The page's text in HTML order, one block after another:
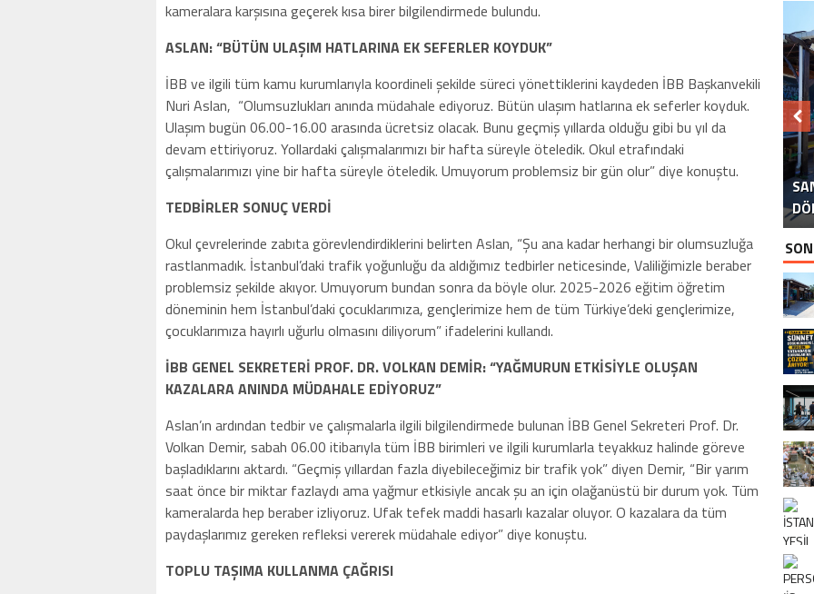
kameralara karşısına geçerek kısa birer bilgilendirmede bulundu.
ASLAN: “BÜTÜN ULAŞIM HATLARINA EK SEFERLER KOYDUK”
İBB ve ilgili tüm kamu kurumlarıyla koordineli şekilde süreci yönettiklerini kaydeden İBB Başkanvekili
Nuri Aslan, “Olumsuzlukları anında müdahale ediyoruz. Bütün ulaşım hatlarına ek seferler koyduk.
Ulaşım bugün 06.00-16.00 arasında ücretsiz olacak. Bunu geçmiş yıllarda olduğu gibi bu yıl da
devam ettiriyoruz. Yollardaki çalışmalarımızı bir hafta süreyle öteledik. Okul etrafındaki
çalışmalarımızı yine bir hafta süreyle öteledik. Umuyorum problemsiz bir gün olur” diye konuştu.
TEDBİRLER SONUÇ VERDİ
Okul çevrelerinde zabıta görevlendirdiklerini belirten Aslan, “Şu ana kadar herhangi bir olumsuzluğa
rastlanmadık. İstanbul’daki trafik yoğunluğu da aldığımız tedbirler neticesinde, Valiliğimizle beraber
problemsiz şekilde akıyor. Umuyorum bundan sonra da böyle olur. 2025-2026 eğitim öğretim
döneminin hem İstanbul’daki çocuklarımıza, gençlerimize hem de tüm Türkiye’deki gençlerimize,
çocuklarımıza hayırlı uğurlu olmasını diliyorum” ifadelerini kullandı.
İBB GENEL SEKRETERİ PROF. DR. VOLKAN DEMİR: “YAĞMURUN ETKİSİYLE OLUŞAN
KAZALARA ANINDA MÜDAHALE EDİYORUZ”
Aslan’ın ardından tedbir ve çalışmalarla ilgili bilgilendirmede bulunan İBB Genel Sekreteri Prof. Dr.
Volkan Demir, sabah 06.00 itibarıyla tüm İBB birimleri ve ilgili kurumlarla teyakkuz halinde göreve
başladıklarını aktardı. “Geçmiş yıllardan fazla diyebileceğimiz bir trafik yok” diyen Demir, “Bir yarım
saat önce bir miktar fazlaydı ama yağmur etkisiyle ancak şu an için olağanüstü bir durum yok. Tüm
kameralarda hep beraber izliyoruz. Ufak tefek maddi hasarlı kazalar oluyor. O kazalara da tüm
paydaşlarımız gereken refleksi vererek müdahale ediyor” diye konuştu.
TOPLU TAŞIMA KULLANMA ÇAĞRISI